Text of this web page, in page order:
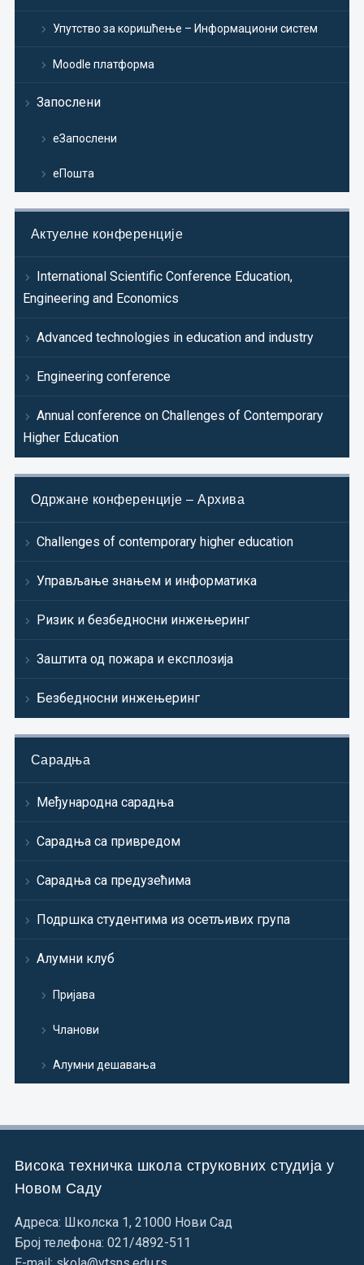
Упутство за коришћење – Информациони систем
Moodle платформа
Запослени
еЗапослени
еПошта
Актуелне конференције
International Scientific Conference Education,
Engineering and Economics
Advanced technologies in education and industry
Engineering conference
Annual conference on Challenges of Contemporary
Higher Education
Одржане конференције – Архива
Challenges of contemporary higher education
Управљање знањем и информатика
Ризик и безбедносни инжењеринг
Заштита од пожара и експлозија
Безбедносни инжењеринг
Сарадња
Међународна сарадња
Сарадња са привредом
Сарадња са предузећима
Подршка студентима из осетљивих група
Алумни клуб
Пријава
Чланови
Алумни дешавања
Висока техничка школа струковних студија у
Новом Саду
Адреса: Школска 1, 21000 Нови Сад
Број телефона: 021/4892-511